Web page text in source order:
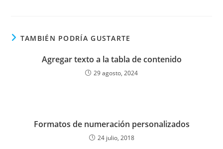
TAMBIÉN PODRÍA GUSTARTE
Agregar texto a la tabla de contenido
29 agosto, 2024
Formatos de numeración personalizados
24 julio, 2018